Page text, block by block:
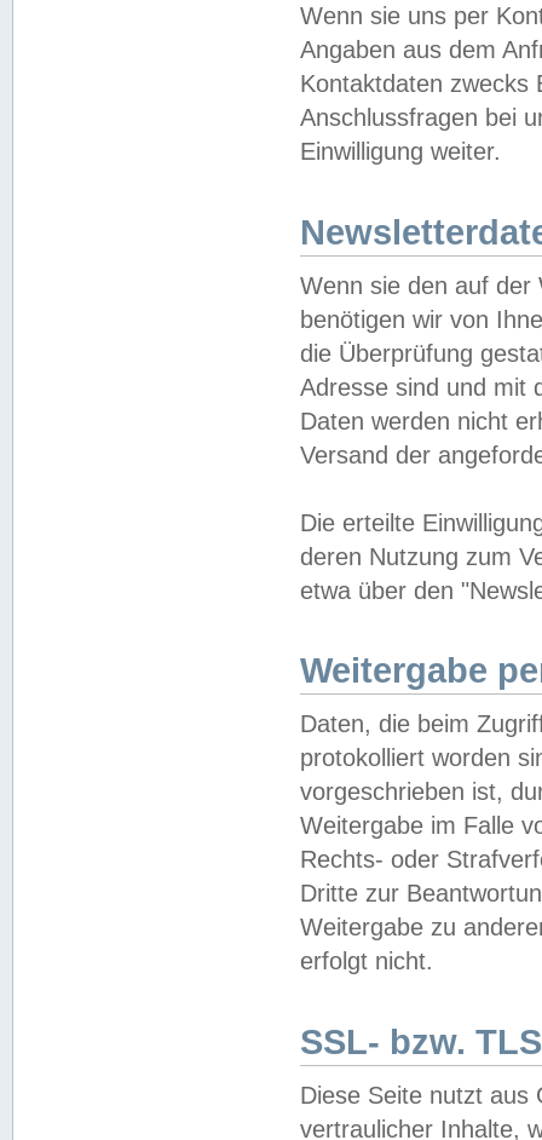
Wenn sie uns per
Angaben aus dem
Kontaktdaten zwecks
Anschlussfragen bei
Einwilligung weiter.
Wenn sie den auf der
benötigen wir von
die Überprüfung
Adresse sind und mit
Daten werden nicht
Versand der
Die erteilte
deren Nutzung zum
etwa über den
Weitergabe
Daten, die beim
protokolliert worden
vorgeschrieben ist,
Weitergabe im Falle
Rechts- oder
Dritte zur
Weitergabe zu
erfolgt nicht.
SSL- bzw.
Diese Seite nutzt aus
vertraulicher Inhalte,